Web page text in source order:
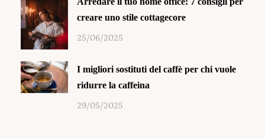
creare uno stile cottagecore
25/06/2025
I migliori sostituti del caffè per chi vuole
ridurre la caffeina
29/05/2025